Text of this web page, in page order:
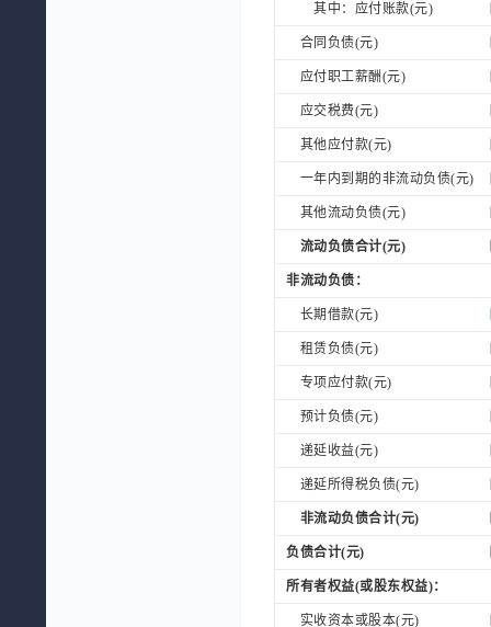
其中：应付账款(元)
合同负债(元)
应付职工薪酬(元)
应交税费(元)
其他应付款(元)
一年内到期的非流动负债(元)
其他流动负债(元)
流动负债合计(元)
非流动负债：
长期借款(元)
租赁负债(元)
专项应付款(元)
预计负债(元)
递延收益(元)
递延所得税负债(元)
非流动负债合计(元)
负债合计(元)
所有者权益(或股东权益)：
实收资本或股本(元)